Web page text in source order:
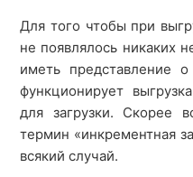
Основы моделирования
Закончились строки,
Инкрементная
CRM
Для того чтобы при
не появлялось никаких
иметь представление
функционирует
для загрузки. Скорее
термин «инкрементная
всякий случай.